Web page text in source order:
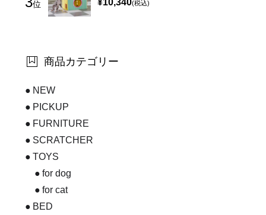
位 ¥10,340(税込)
商品カテゴリー
NEW
PICKUP
FURNITURE
SCRATCHER
TOYS
for dog
for cat
BED